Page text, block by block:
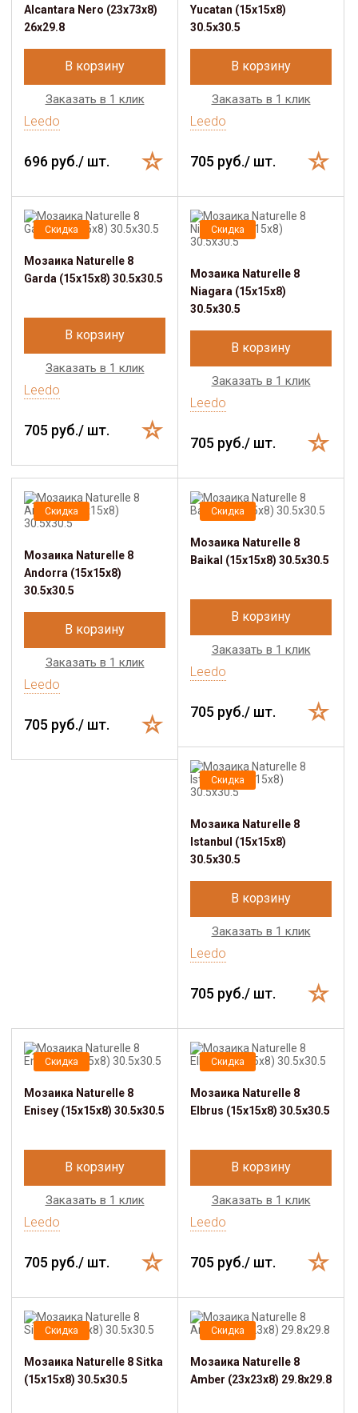
Alcantara Nero (23x73x8)
26х29.8
В корзину
Заказать в 1 клик
Leedo
696 руб./ шт.
Yucatan (15x15x8)
30.5х30.5
В корзину
Заказать в 1 клик
Leedo
705 руб./ шт.
Скидка
Мозаика Naturelle 8
Garda (15x15x8) 30.5х30.5
В корзину
Заказать в 1 клик
Leedo
705 руб./ шт.
Скидка
Мозаика Naturelle 8
Niagara (15x15x8)
30.5х30.5
В корзину
Заказать в 1 клик
Leedo
705 руб./ шт.
Скидка
Мозаика Naturelle 8
Andorra (15x15x8)
30.5х30.5
В корзину
Заказать в 1 клик
Leedo
705 руб./ шт.
Скидка
Мозаика Naturelle 8
Baikal (15x15x8) 30.5х30.5
В корзину
Заказать в 1 клик
Leedo
705 руб./ шт.
Скидка
Мозаика Naturelle 8
Istanbul (15x15x8)
30.5х30.5
В корзину
Заказать в 1 клик
Leedo
705 руб./ шт.
Скидка
Мозаика Naturelle 8
Enisey (15x15x8) 30.5х30.5
В корзину
Заказать в 1 клик
Leedo
705 руб./ шт.
Скидка
Мозаика Naturelle 8
Elbrus (15x15x8) 30.5х30.5
В корзину
Заказать в 1 клик
Leedo
705 руб./ шт.
Скидка
Мозаика Naturelle 8 Sitka
(15x15x8) 30.5х30.5
Скидка
Мозаика Naturelle 8
Amber (23x23x8) 29.8х29.8